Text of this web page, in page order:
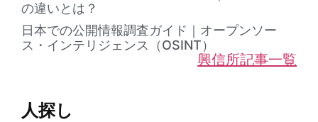
の違いとは？
日本での公開情報調査ガイド｜オープンソー
ス・インテリジェンス（OSINT）
興信所記事一覧
人探し